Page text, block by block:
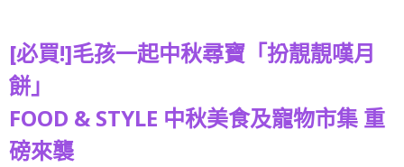
[必買!]毛孩一起中秋尋寶「扮靚靚嘆月
餅」
FOOD & STYLE 中秋美食及寵物市集 重
磅來襲